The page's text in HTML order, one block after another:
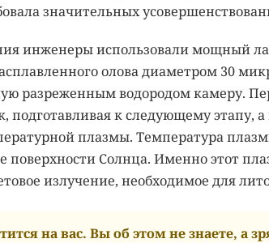
значительных
инженеры использовали мощный
олова диаметром 30
разреженным водородом камеру.
подготавливая к следующему этапу,
плазмы. Температура
поверхности Солнца. Именно этот
излучение, необходимое для
на вас. Вы об этом не знаете, а